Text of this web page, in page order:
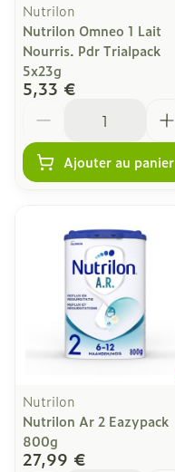
Nutrilon
Nutrilon Omneo 1 Lait
Nourris. Pdr Trialpack
5x23g
5,33 €
Ajouter au panier
Nutrilon
Nutrilon Ar 2 Eazypack
800g
27,99 €